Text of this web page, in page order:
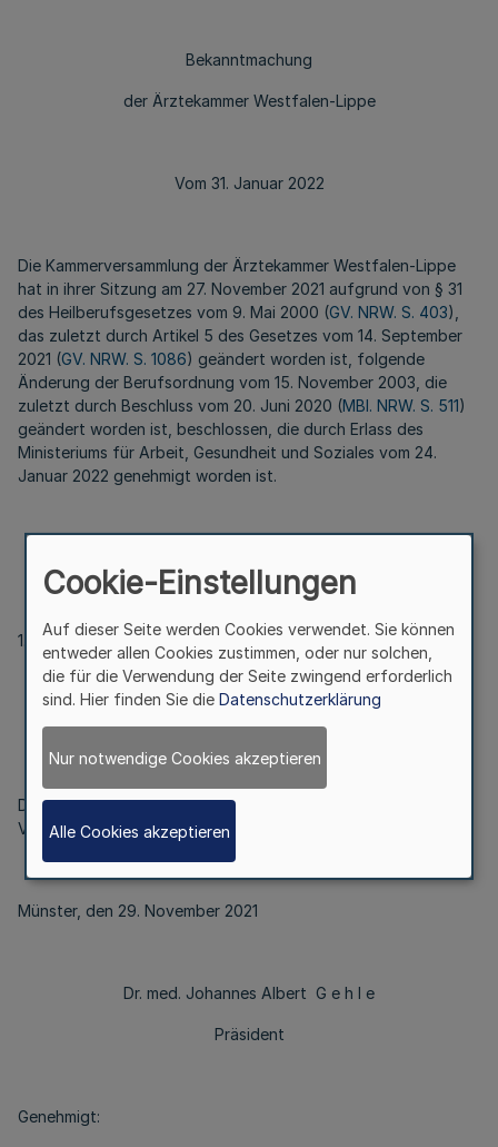
Bekanntmachung
der Ärztekammer Westfalen-Lippe
Vom 31. Januar 2022
Die Kammerversammlung der Ärztekammer Westfalen-Lippe
hat in ihrer Sitzung am 27. November 2021 aufgrund von § 31
des Heilberufsgesetzes vom 9. Mai 2000 (GV. NRW. S. 403),
das zuletzt durch Artikel 5 des Gesetzes vom 14. September
2021 (GV. NRW. S. 1086) geändert worden ist, folgende
Änderung der Berufsordnung vom 15. November 2003, die
zuletzt durch Beschluss vom 20. Juni 2020 (MBl. NRW. S. 511)
geändert worden ist, beschlossen, die durch Erlass des
Ministeriums für Arbeit, Gesundheit und Soziales vom 24.
Januar 2022 genehmigt worden ist.
1. § 16 Satz 3 wird gestrichen.
Artikel II
Dieser Änderungsbeschluss tritt am Tag nach der
Veröffentlichung in Kraft.
Münster, den 29. November 2021
Dr. med. Johannes Albert G e h l e
Präsident
Genehmigt:
Cookie-Einstellungen
Auf dieser Seite werden Cookies verwendet. Sie können
entweder allen Cookies zustimmen, oder nur solchen,
die für die Verwendung der Seite zwingend erforderlich
sind. Hier finden Sie die Datenschutzerklärung
Nur notwendige Cookies akzeptieren
Alle Cookies akzeptieren